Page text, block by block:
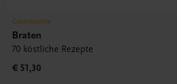
Gastronomie
Braten
70 köstliche Rezepte
€ 51,30